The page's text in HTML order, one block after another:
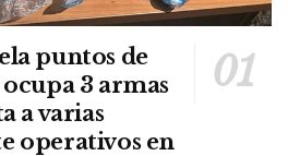
puntos de
3 armas
a varias
operativos en